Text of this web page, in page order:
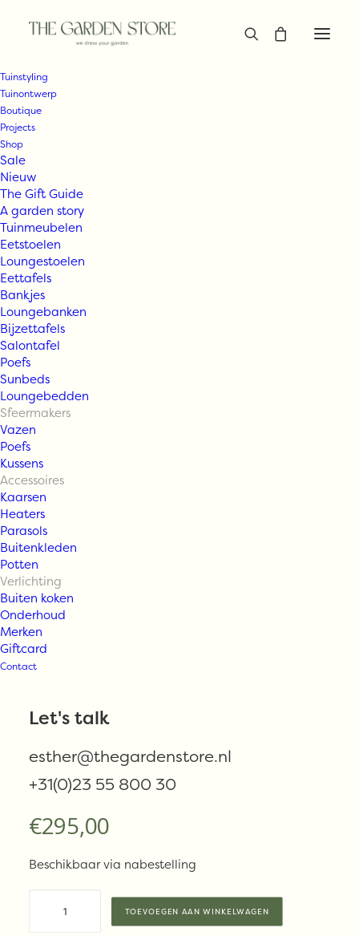
Tuinstyling
Tuinontwerp
Boutique
Projects
Shop
Sale
Nieuw
The Gift Guide
A garden story
Tuinmeubelen
Eetstoelen
Loungestoelen
Eettafels
Bankjes
Loungebanken
Bijzettafels
Salontafel
Poefs
Sunbeds
Loungebedden
Sfeermakers
Vazen
Poefs
Kussens
Accessoires
Kaarsen
Heaters
Parasols
Buitenkleden
Potten
Verlichting
Buiten koken
Onderhoud
Merken
Giftcard
Contact
Let's talk
esther@thegardenstore.nl
+31(0)23 55 800 30
Vincent
Sheppard
Lichtsnoer Light
my table
€295,00
Beschikbaar via nabestelling
Sheppard
TOEVOEGEN AAN WINKELWAGEN